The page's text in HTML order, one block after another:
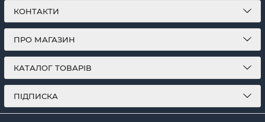
КОНТАКТИ
ПРО МАГАЗИН
КАТАЛОГ ТОВАРІВ
ПІДПИСКА